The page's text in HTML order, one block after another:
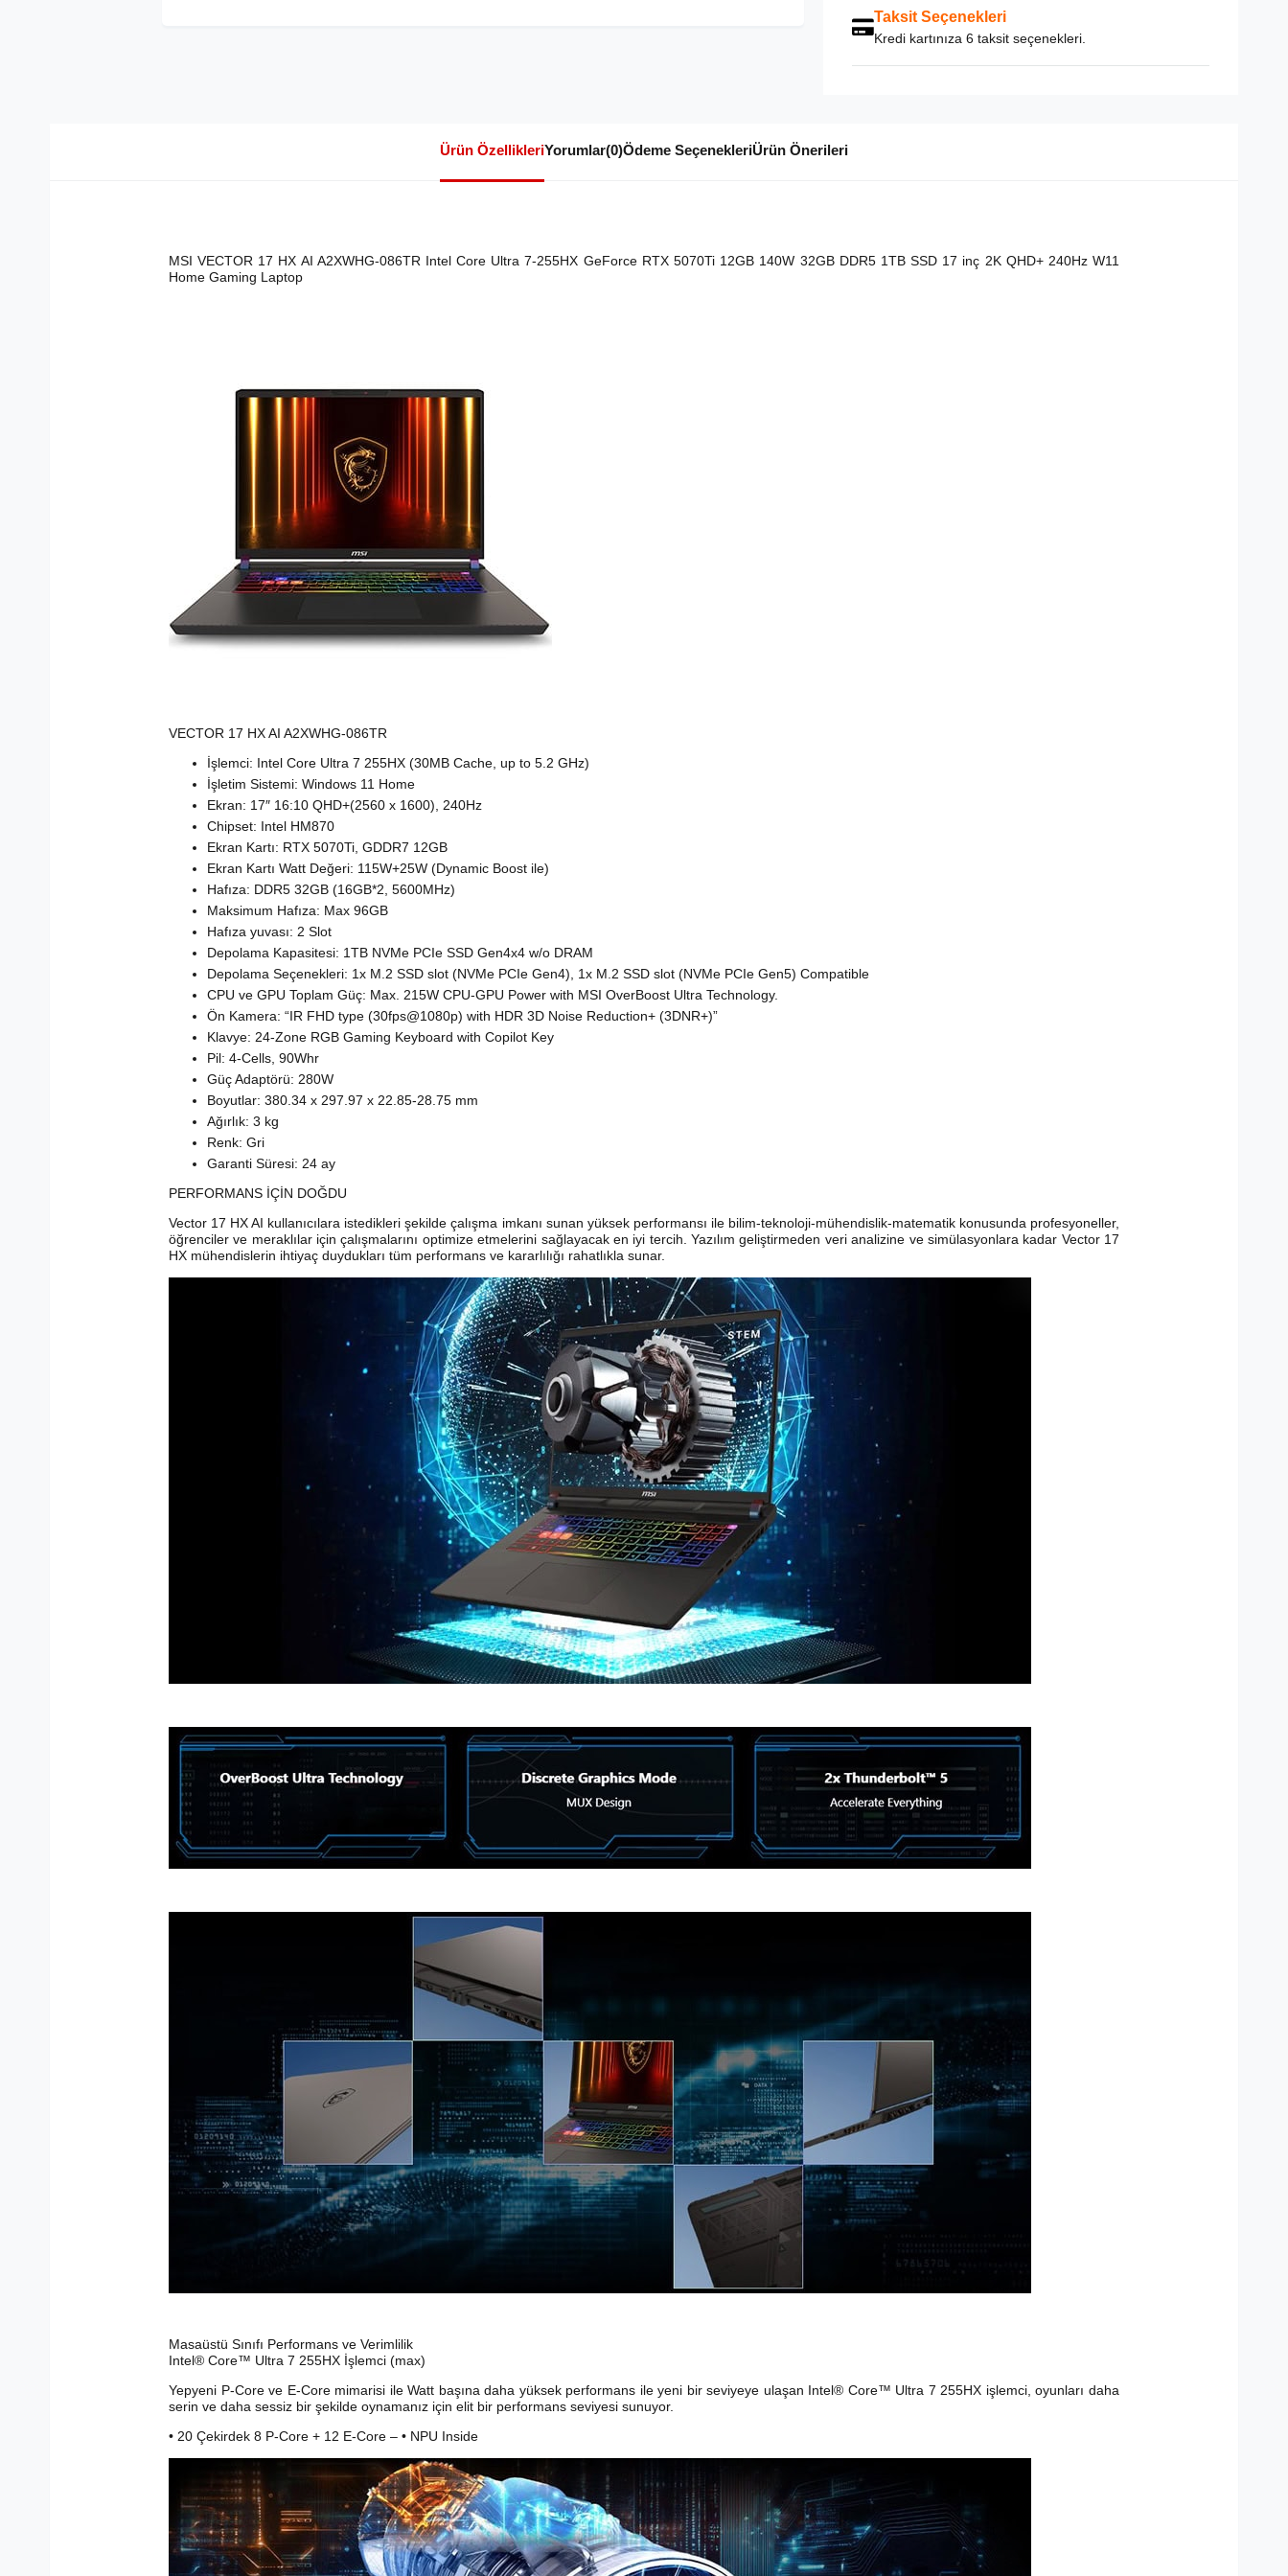
Taksit Seçenekleri
Kredi kartınıza 6 taksit seçenekleri.
Ürün ÖzellikleriYorumlar(0)Ödeme SeçenekleriÜrün Önerileri
MSI VECTOR 17 HX AI A2XWHG-086TR Intel Core Ultra 7-255HX GeForce RTX 5070Ti 12GB 140W 32GB DDR5 1TB SSD 17 inç 2K QHD+ 240Hz W11
Home Gaming Laptop
VECTOR 17 HX AI A2XWHG-086TR
İşlemci: Intel Core Ultra 7 255HX (30MB Cache, up to 5.2 GHz)
İşletim Sistemi: Windows 11 Home
Ekran: 17″ 16:10 QHD+(2560 x 1600), 240Hz
Chipset: Intel HM870
Ekran Kartı: RTX 5070Ti, GDDR7 12GB
Ekran Kartı Watt Değeri: 115W+25W (Dynamic Boost ile)
Hafıza: DDR5 32GB (16GB*2, 5600MHz)
Maksimum Hafıza: Max 96GB
Hafıza yuvası: 2 Slot
Depolama Kapasitesi: 1TB NVMe PCIe SSD Gen4x4 w/o DRAM
Depolama Seçenekleri: 1x M.2 SSD slot (NVMe PCIe Gen4), 1x M.2 SSD slot (NVMe PCIe Gen5) Compatible
CPU ve GPU Toplam Güç: Max. 215W CPU-GPU Power with MSI OverBoost Ultra Technology.
Ön Kamera: “IR FHD type (30fps@1080p) with HDR 3D Noise Reduction+ (3DNR+)”
Klavye: 24-Zone RGB Gaming Keyboard with Copilot Key
Pil: 4-Cells, 90Whr
Güç Adaptörü: 280W
Boyutlar: 380.34 x 297.97 x 22.85-28.75 mm
Ağırlık: 3 kg
Renk: Gri
Garanti Süresi: 24 ay
PERFORMANS İÇİN DOĞDU
Vector 17 HX AI kullanıcılara istedikleri şekilde çalışma imkanı sunan yüksek performansı ile bilim-teknoloji-mühendislik-matematik konusunda profesyoneller,
öğrenciler ve meraklılar için çalışmalarını optimize etmelerini sağlayacak en iyi tercih. Yazılım geliştirmeden veri analizine ve simülasyonlara kadar Vector 17
HX mühendislerin ihtiyaç duydukları tüm performans ve kararlılığı rahatlıkla sunar.
Masaüstü Sınıfı Performans ve Verimlilik
Intel® Core™ Ultra 7 255HX İşlemci (max)
Yepyeni P-Core ve E-Core mimarisi ile Watt başına daha yüksek performans ile yeni bir seviyeye ulaşan Intel® Core™ Ultra 7 255HX işlemci, oyunları daha
serin ve daha sessiz bir şekilde oynamanız için elit bir performans seviyesi sunuyor.
• 20 Çekirdek 8 P-Core + 12 E-Core – • NPU Inside